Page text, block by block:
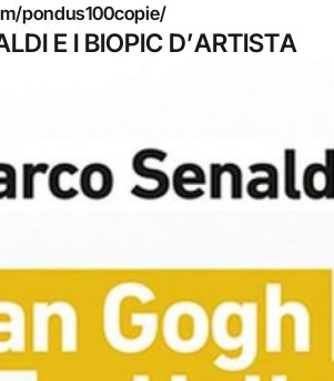
pondus100copie/
E I BIOPIC D’ARTISTA